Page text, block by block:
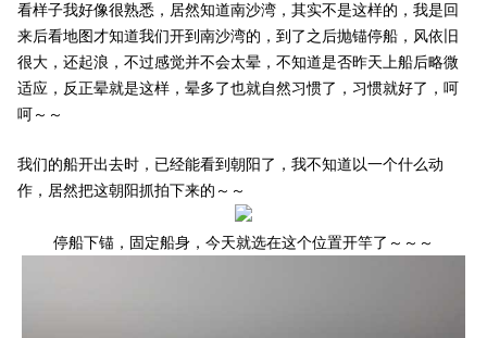
看样子我好像很熟悉，居然知道南沙湾，其实不是这样的，我是回
来后看地图才知道我们开到南沙湾的，到了之后抛锚停船，风依旧
很大，还起浪，不过感觉并不会太晕，不知道是否昨天上船后略微
适应，反正晕就是这样，晕多了也就自然习惯了，习惯就好了，呵
呵～～
我们的船开出去时，已经能看到朝阳了，我不知道以一个什么动
作，居然把这朝阳抓拍下来的～～
停船下锚，固定船身，今天就选在这个位置开竿了～～～